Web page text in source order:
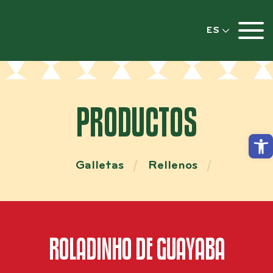
ES
PRODUCTOS
Galletas Rellenos
ROLADINHO DE GUAYABA